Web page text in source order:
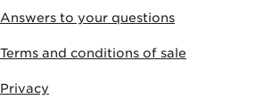
Answers to your questions
Terms and conditions of sale
Privacy